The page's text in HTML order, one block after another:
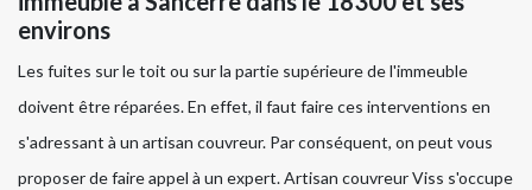
environs
Les fuites sur le toit ou sur la partie supérieure de l'immeuble
doivent être réparées. En effet, il faut faire ces interventions en
s'adressant à un artisan couvreur. Par conséquent, on peut vous
proposer de faire appel à un expert. Artisan couvreur Viss s'occupe